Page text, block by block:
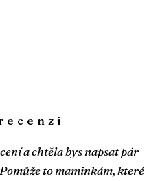
a chtěla bys napsat pár
to maminkám, které